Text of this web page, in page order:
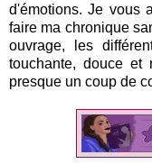
d'émotions. Je vous
faire ma chronique
ouvrage, les
touchante, douce et
presque un coup de